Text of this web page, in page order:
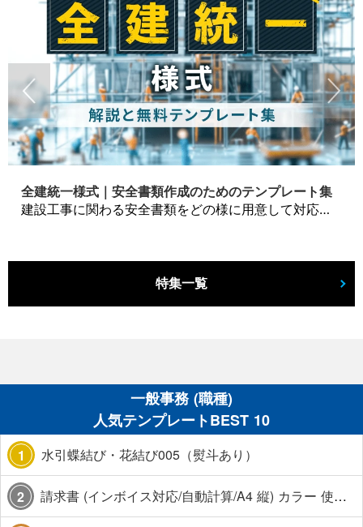
全建統一様式｜安全書類作成のためのテンプレート集
建設工事に関わる安全書類をどの様に用意して対応するか？関連書式テンプレートから書き方の注意点などの役立つコラムをbizoceanがお届けします。
特集一覧
一般事務 (職種)
人気テンプレートBEST 10
1 水引蝶結び・花結び005（熨斗あり）
2 請求書 (インボイス対応/自動計算/A4 縦) カラー 使い方解説あり